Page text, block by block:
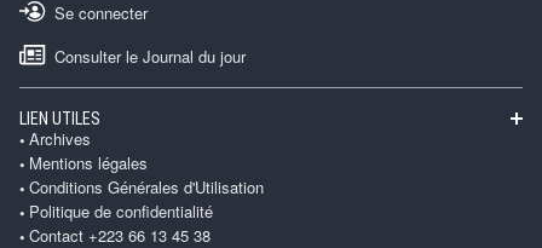
Se connecter
Consulter le Journal du jour
LIEN UTILES
Archives
Mentions légales
Conditions Générales d'Utilisation
Politique de confidentialité
Contact +223 66 13 45 38